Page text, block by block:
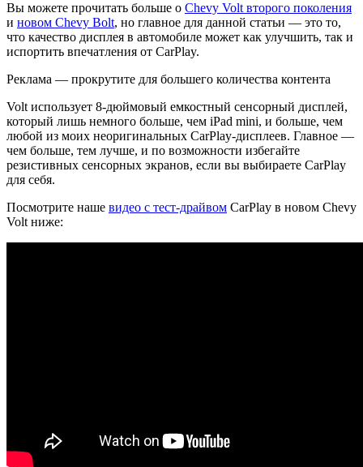
Вы можете прочитать больше о Chevy Volt второго поколения
и новом Chevy Bolt, но главное для данной статьи — это то,
что качество дисплея в автомобиле может как улучшить, так и
испортить впечатления от CarPlay.
Реклама — прокрутите для большего количества контента
Volt использует 8-дюймовый емкостный сенсорный дисплей,
который лишь немного больше, чем iPad mini, и больше, чем
любой из моих неоригинальных CarPlay-дисплеев. Главное —
чем больше, тем лучше, и по возможности избегайте
резистивных сенсорных экранов, если вы выбираете CarPlay
для себя.
Посмотрите наше видео с тест-драйвом CarPlay в новом Chevy
Volt ниже: